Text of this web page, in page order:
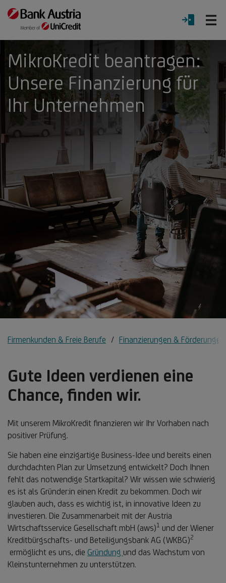
LOGIN
MikroKredit beantragen:
Unsere Finanzierung für
Ihr Unternehmen
Firmenkunden & Freie Berufe Finanzierungen & Förderungen
Gute Ideen verdienen eine
Chance, finden wir.
Mit unserem MikroKredit finanzieren wir Ihr Vorhaben nach
positiver Prüfung.
Sie haben eine einzigartige Business-Idee und bereits einen
durchdachten Plan zur Umsetzung entwickelt? Doch Ihnen
fehlt das notwendige Startkapital? Wir wissen wie schwierig
es ist als Gründer:in einen Kredit zu bekommen. Doch wir
glauben auch, dass es wichtig ist, in innovative Ideen zu
investieren. Die Zusammenarbeit mit der Austria
Wirtschaftsservice Gesellschaft mbH (aws)1 Fußnote
1
und der Wiener
Kreditbürgschafts- und Beteiligungsbank AG (WKBG)2
Fußnote
2
ermöglicht es uns, die Gründung und das Wachstum von
Kleinstunternehmen zu unterstützen.